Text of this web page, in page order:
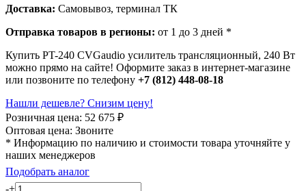
Доставка: Самовывоз, терминал ТК
Отправка товаров в регионы: от 1 до 3 дней *
Купить PT-240 CVGaudio усилитель трансляционный, 240 Вт
можно прямо на сайте! Оформите заказ в интернет-магазине
или позвоните по телефону +7 (812) 448-08-18
Нашли дешевле? Снизим цену!
Розничная цена: 52 675 ₽
Оптовая цена: Звоните
* Информацию по наличию и стоимости товара уточняйте у
наших менеджеров
Подобрать аналог
-+